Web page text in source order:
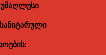
უმაღლესი